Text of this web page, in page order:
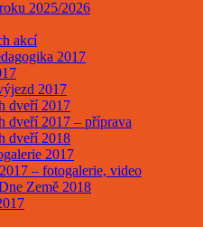
2025/2026
akcí
2017
2017
dveří 2017
dveří 2017 – příprava
dveří 2018
2017
– fotogalerie, video
Země 2018